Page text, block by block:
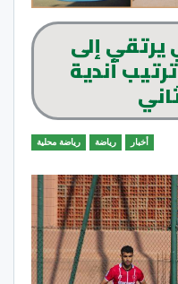
يرتقي إلى
أندية
أخبار رياضة رياضة محلية